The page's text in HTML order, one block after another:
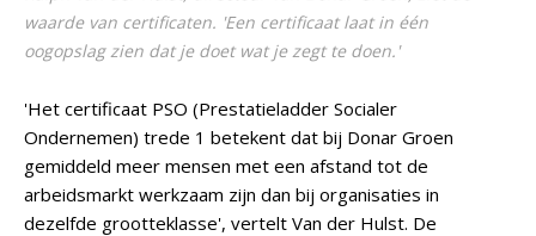
waarde van certificaten. 'Een certificaat laat in één
oogopslag zien dat je doet wat je zegt te doen.'
'Het certificaat PSO (Prestatieladder Socialer
Ondernemen) trede 1 betekent dat bij Donar Groen
gemiddeld meer mensen met een afstand tot de
arbeidsmarkt werkzaam zijn dan bij organisaties in
dezelfde grootteklasse', vertelt Van der Hulst. De